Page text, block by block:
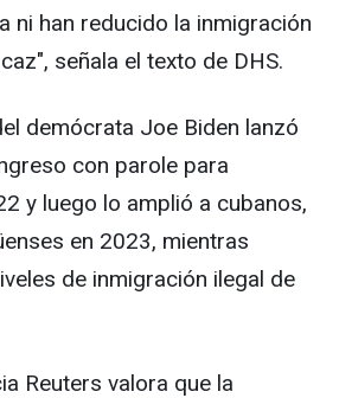
ni han reducido la inmigración
señala el texto de DHS.
demócrata Joe Biden lanzó
con parole para
y luego lo amplió a cubanos,
en 2023, mientras
de inmigración ilegal de
Reuters valora que la